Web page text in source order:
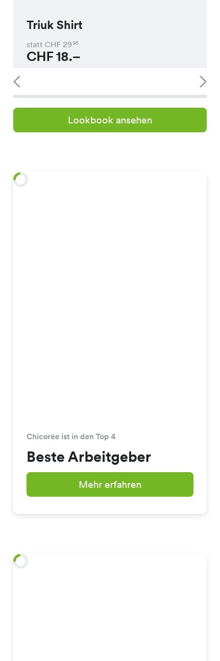
Triuk Shirt
statt CHF 2995
CHF18.–
Lookbook ansehen
Chicorée ist in den Top 4
Beste Arbeitgeber
Mehr erfahren